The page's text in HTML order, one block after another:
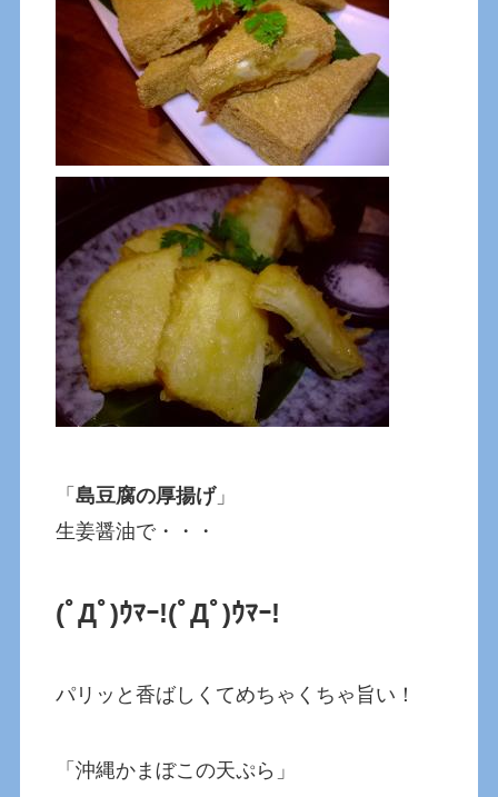
「島豆腐の厚揚げ」
生姜醤油で・・・
(ﾟДﾟ)ｳﾏｰ!(ﾟДﾟ)ｳﾏｰ!
パリッと香ばしくてめちゃくちゃ旨い！
「沖縄かまぼこの天ぷら」